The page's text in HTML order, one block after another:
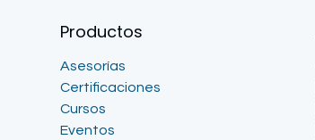
Productos
Asesorías
Certificaciones
Cursos
Eventos